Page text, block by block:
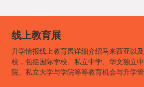
线上教育展
升学情报线上教育展详细介绍马来西亚以
校，包括国际学校、私立中学、华文独立
院、私立大学与学院等等教育机会与升学管